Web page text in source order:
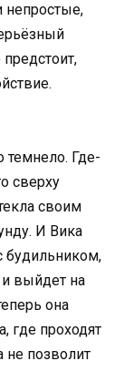
непростые,
темнело. Где-
сверху
своим
И Вика
будильником,
и выйдет на
она
где проходят
позволит